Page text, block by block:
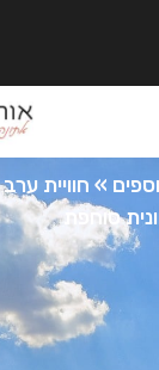
» חוויית
סוחפת